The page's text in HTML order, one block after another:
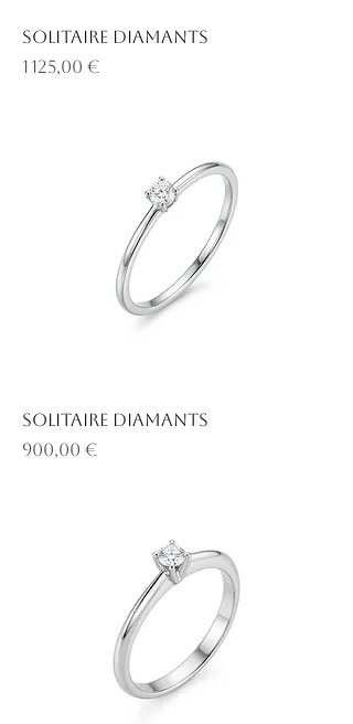
Solitaire diamants
Prix
1 125,00 €
Solitaire diamants
Prix
900,00 €